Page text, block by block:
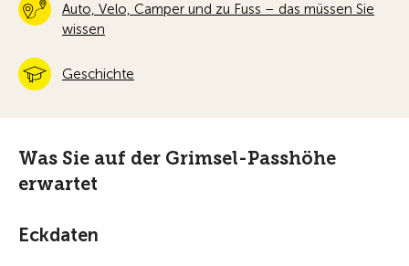
Auto, Velo, Camper und zu Fuss – das müssen Sie
wissen
Geschichte
Was Sie auf der Grimsel-Passhöhe
erwartet
Eckdaten